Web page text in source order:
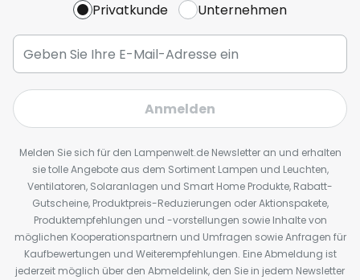
Privatkunde Unternehmen
Anmelden
Melden Sie sich für den Lampenwelt.de Newsletter an und erhalten
sie tolle Angebote aus dem Sortiment Lampen und Leuchten,
Ventilatoren, Solaranlagen und Smart Home Produkte, Rabatt-
Gutscheine, Produktpreis-Reduzierungen oder Aktionspakete,
Produktempfehlungen und -vorstellungen sowie Inhalte von
möglichen Kooperationspartnern und Umfragen sowie Anfragen für
Kaufbewertungen und Weiterempfehlungen. Eine Abmeldung ist
jederzeit möglich über den Abmeldelink, den Sie in jedem Newsletter